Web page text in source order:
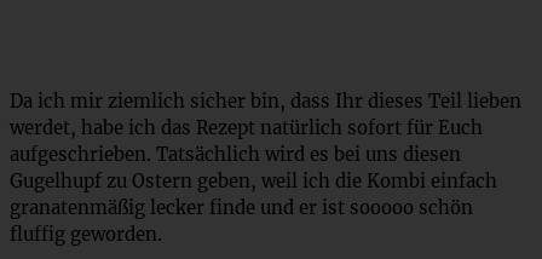
Da ich mir ziemlich sicher bin, dass Ihr dieses Teil lieben
werdet, habe ich das Rezept natürlich sofort für Euch
aufgeschrieben. Tatsächlich wird es bei uns diesen
Gugelhupf zu Ostern geben, weil ich die Kombi einfach
granatenmäßig lecker finde und er ist sooooo schön
fluffig geworden.